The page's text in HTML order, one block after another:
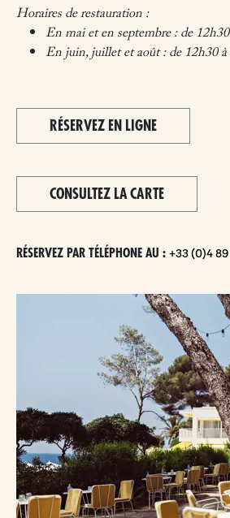
Horaires de restauration :
En mai et en septembre : de
En juin, juillet et août : de 12h30 à
RÉSERVEZ EN LIGNE
CONSULTEZ LA CARTE
RÉSERVEZ PAR TÉLÉPHONE AU : +33 (0)4